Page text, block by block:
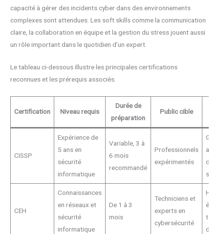
capacité à gérer des incidents cyber dans des environnements
complexes sont attendues. Les soft skills comme la communication
claire, la collaboration en équipe et la gestion du stress jouent aussi
un rôle important dans le quotidien d’un expert.
Le tableau ci-dessous illustre les principales certifications
reconnues et les prérequis associés.
Certification Niveau requis
Durée de
préparation
Public cible
CISSP
Expérience de
5 ans en
sécurité
informatique
Variable, 3 à
6 mois
recommandé
Professionnels
expérimentés
de la
CEH
Connaissances
en réseaux et
sécurité
informatique
De 1 à 3
mois
Techniciens et
experts en
cybersécurité